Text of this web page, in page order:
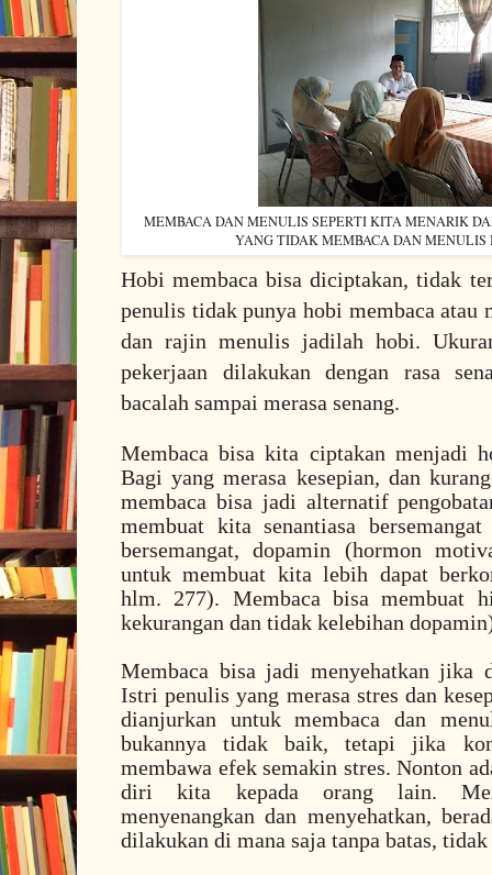
MEMBACA DAN MENULIS SEPERTI KITA MENARIK
YANG TIDAK MEMBACA DAN
Hobi membaca bisa diciptakan, tidak
penulis tidak punya hobi membaca atau
dan rajin menulis jadilah hobi.
pekerjaan dilakukan dengan rasa
bacalah sampai merasa senang.
Membaca bisa kita ciptakan menjadi
Bagi yang merasa kesepian, dan
membaca bisa jadi alternatif
membuat kita senantiasa
bersemangat, dopamin (hormon
untuk membuat kita lebih dapat
hlm. 277). Membaca bisa membuat
kekurangan dan tidak kelebihan
Membaca bisa jadi menyehatkan jika
Istri penulis yang merasa stres dan
dianjurkan untuk membaca dan
bukannya tidak baik, tetapi jika
membawa efek semakin stres. Nonton
diri kita kepada orang lain.
menyenangkan dan menyehatkan,
dilakukan di mana saja tanpa batas,